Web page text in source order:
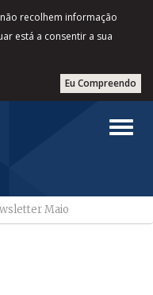
recolhem informação
está a consentir a sua
Eu Compreendo
Maio